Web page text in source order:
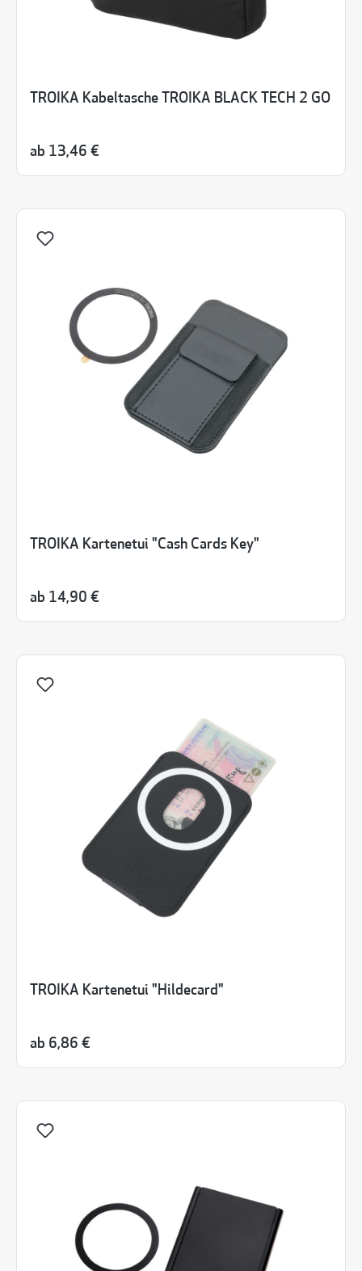
TROIKA Kabeltasche TROIKA BLACK TECH 2 GO
ab 13,46 €
TROIKA Kartenetui "Cash Cards Key"
ab 14,90 €
TROIKA Kartenetui "Hildecard"
ab 6,86 €